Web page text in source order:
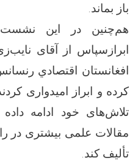
باز بماند.
هم‌چنین در این
ابرازسپاس‌ از آقای
افغانستان اقتصادي
کرده و ابراز امیدواری
تلاش‌های خود ادامه
مقالات علمی بیشتری در
تألیف کند.